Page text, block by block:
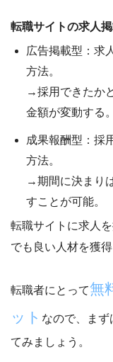
転職サイトの求人
広告掲載型 ：求
方法。
→採用できたか
金額が変動する。
成果報酬型 ：採
方法。
→期間に決まり
すことが可能。
転職サイトに求人
でも良い人材を獲
転職者にとって無
ット なので、ま
てみましょう。